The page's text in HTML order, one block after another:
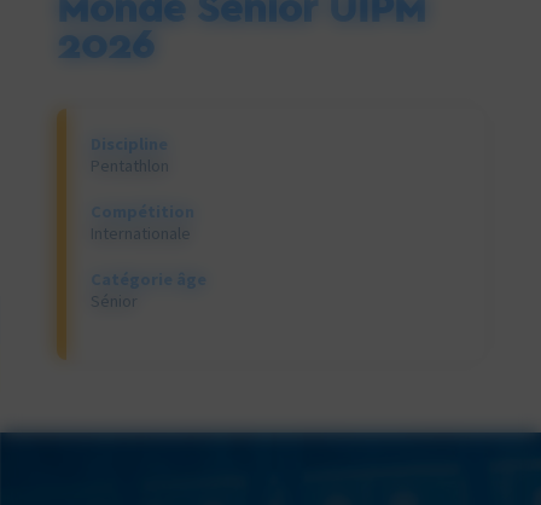
2026
Discipline
Pentathlon
Compétition
Internationale
Catégorie âge
Sénior